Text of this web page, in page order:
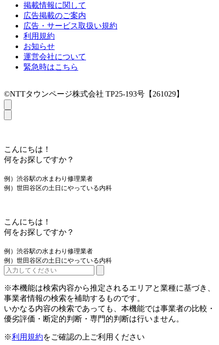
掲載情報に関して
広告掲載のご案内
広告・サービス取扱い規約
利用規約
お知らせ
運営会社について
緊急時はこちら
©NTTタウンページ株式会社 TP25-193号【261029】
こんにちは！
何をお探しですか？
例）渋谷駅の水まわり修理業者
例）世田谷区の土日にやっている内科
こんにちは！
何をお探しですか？
例）渋谷駅の水まわり修理業者
例）世田谷区の土日にやっている内科
※本機能は検索内容から推定されるエリアと業種に基づき、
事業者情報の検索を補助するものです。
いかなる内容の検索であっても、本機能では事業者の比較・
優劣評価・断定的判断・専門的判断は行いません。
※利用規約をご確認の上ご利用ください